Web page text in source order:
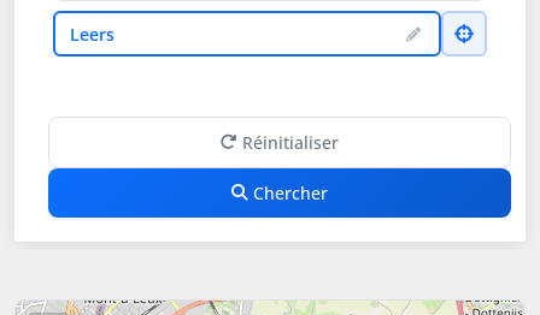
VilleLeers
Réinitialiser
Chercher